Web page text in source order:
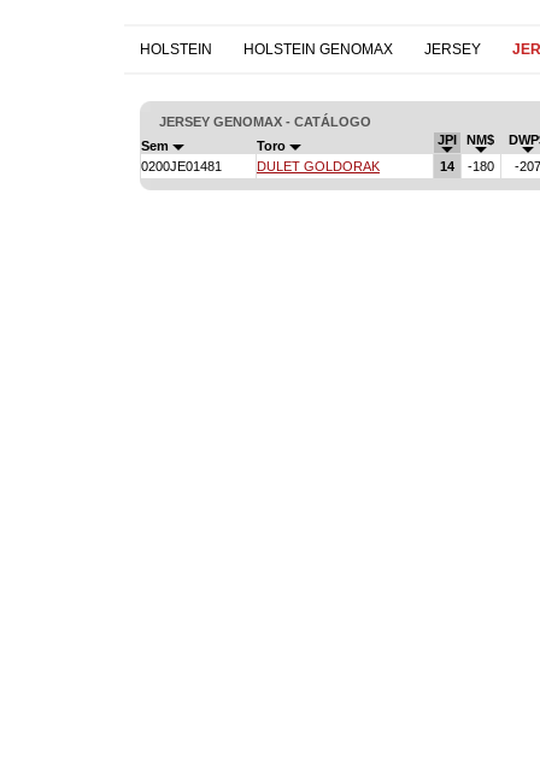
HOLSTEIN HOLSTEIN GENOMAX JERSEY
JERSEY GENOMAX - CATÁLOGO
Sem
Toro JPI NM$
0200JE01481
DULET GOLDORAK 14 -180 -207